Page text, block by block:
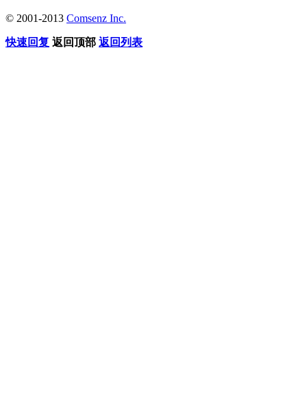
© 2001-2013 Comsenz Inc.
快速回复 返回顶部 返回列表